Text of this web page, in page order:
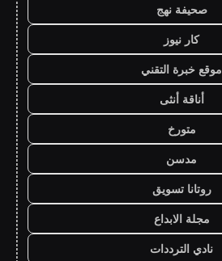
صحيفة نهج
كار نيوز
موقع خبرة التقني
أناقة أنثى
متورخ
مدسن
روتانا تسويق
مجلة الابداع
نادي الترددات